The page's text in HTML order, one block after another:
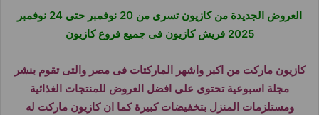
العروض الجديدة من كازيون تسرى من 20 نوفمبر حتى 24 نوفمبر
2025 فريش كازيون فى جميع فروع كازيون
كازيون ماركت من اكبر واشهر الماركتات فى مصر والتى تقوم بنشر
مجلة اسبوعية تحتوى على افضل العروض للمنتجات الغذائية
ومستلزمات المنزل بتخفيضات كبيرة كما ان كازيون ماركت له